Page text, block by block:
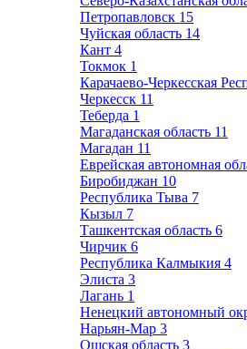
Петропавловск 15
Чуйская область 14
Кант 4
Токмок 1
Карачаево-Черкесская
Черкесск 11
Теберда 1
Магаданская область 11
Магадан 11
Еврейская автономная
Биробиджан 10
Республика Тыва 7
Кызыл 7
Ташкентская область 6
Чирчик 6
Республика Калмыкия 4
Элиста 3
Лагань 1
Ненецкий автономный
Нарьян-Мар 3
Ошская область 3